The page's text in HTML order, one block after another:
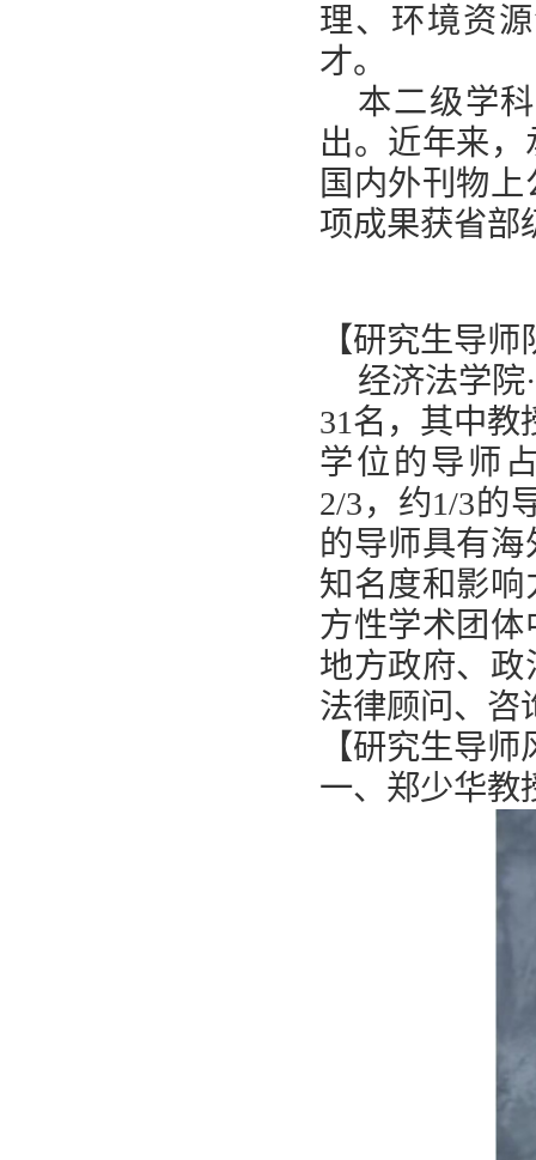
理、环境资
才。
本二级学
出。近年来
国内外刊物
项成果获省部
【研究生导师
经济法学院·
31名，其中教
学位的导师
2/3，约1/3的
的导师具有
知名度和影
方性学术团
地方政府、
法律顾问、咨
【研究生导师
一、郑少华教